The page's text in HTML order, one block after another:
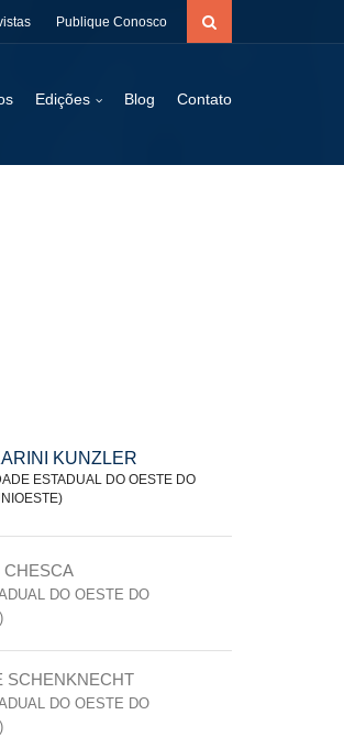
Publique Conosco
Edições Blog Contato
KUNZLER
ESTADUAL DO OESTE DO
CHESCA
DO OESTE DO
SCHENKNECHT
DO OESTE DO